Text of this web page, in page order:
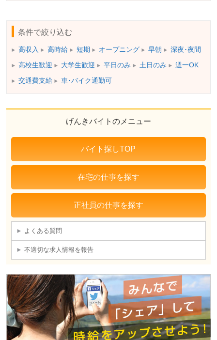
条件で絞り込む
高収入 高時給 短期 オープニング 早朝 深夜･夜間
高校生歓迎 大学生歓迎 平日のみ 土日のみ 週一OK
交通費支給 車･バイク通勤可
げんきバイトのメニュー
バイト探しTOP
在宅の仕事を探す
正社員の仕事を探す
よくある質問
不適切な求人情報を報告